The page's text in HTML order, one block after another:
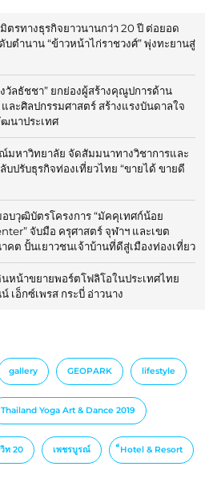
ตรทางธุรกิจยาวนานกว่า 20 ปี ต่อยอด
บตำนาน “ข้าวหน้าไก่ราชวงศ์” พุ่งทะยานสู่
วัลธัชชา” ยกย่องผู้สร้างคุณูปการด้าน
ละศิลปกรรมศาสตร์ สร้างแรงบันดาลใจ
นาประเทศ
มหาวิทยาลัย จัดสัมมนาทางวิชาการและ
บปรับธุรกิจท่องเที่ยวไทย “ขายได้ ขายดี
อบวุฒิบัตรโครงการ “มัคคุเทศก์น้อย
จับมือ ครุศาสตร์ จุฬาฯ และเขต
ต ปั้นเยาวชนเจ้าบ้านที่ดีสู่เมืองท่องเที่ยว
หน้าขยายพอร์ตโฟลิโอในประเทศไทย
เอ็กซ์เพรส กระบี่ อ่าวนาง
gallery GEOPARK lifestyle
Thailand Yoga Art & Dance 2019
ท 20 เพชรบูรณ์ ็Hotel & Resort